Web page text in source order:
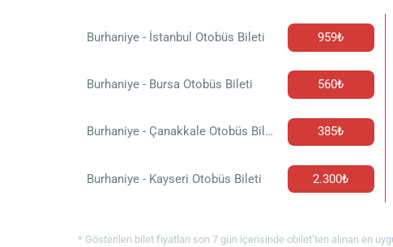
Burhaniye - İstanbul Otobüs Bileti 959₺
Burhaniye - Bursa Otobüs Bileti 560₺
Burhaniye - Çanakkale Otobüs Bileti 385₺
Burhaniye - Kayseri Otobüs Bileti 2.300₺
* Gösterilen bilet fiyatları son 7 gün içerisinde obilet’ten alınan en